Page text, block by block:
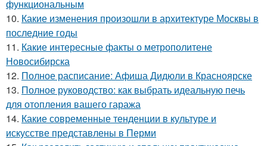
функциональным
10. Какие изменения произошли в архитектуре Москвы в
последние годы
11. Какие интересные факты о метрополитене
Новосибирска
12. Полное расписание: Афиша Дидюли в Красноярске
13. Полное руководство: как выбрать идеальную печь
для отопления вашего гаража
14. Какие современные тенденции в культуре и
искусстве представлены в Перми